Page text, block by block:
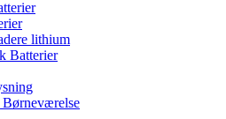
lithium
Batterier